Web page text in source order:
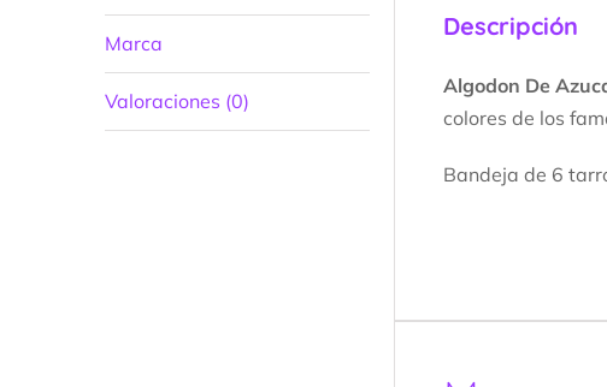
Marca
Valoraciones (0)
Descripción
Algodon De
colores de los
Bandeja de 6